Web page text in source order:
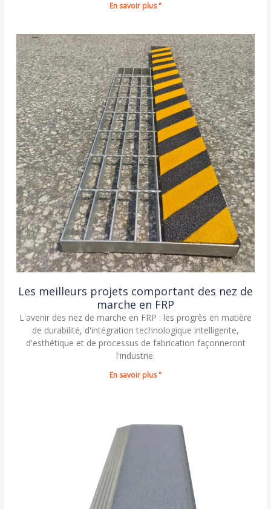
En savoir plus "
Les meilleurs projets comportant des nez de
marche en FRP
L'avenir des nez de marche en FRP : les progrès en matière
de durabilité, d'intégration technologique intelligente,
d'esthétique et de processus de fabrication façonneront
l'industrie.
En savoir plus "